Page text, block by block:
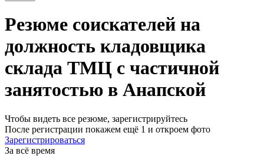
Резюме соискателей на
должность кладовщика
склада ТМЦ с частичной
занятостью в Анапской
Чтобы видеть все резюме, зарегистрируйтесь
После регистрации покажем ещё 1 и откроем фото
Зарегистрироваться
За всё время